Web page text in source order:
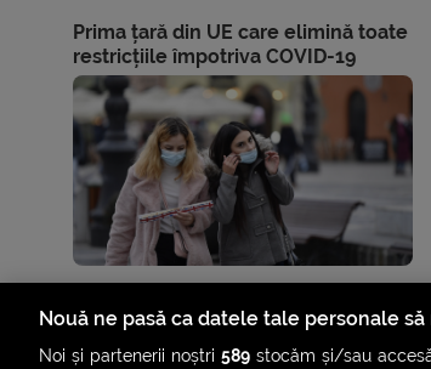
Prima țară din UE care elimină toate
restricțiile împotriva COVID-19
Nouă ne pasă ca datele tale personale
Noi și partenerii noștri589 stocăm și/sau